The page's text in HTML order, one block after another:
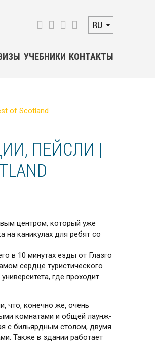
RU
УЧЕБНИКИ КОНТАКТЫ
of Scotland
ПЕЙСЛИ |
центром, который уже
на каникулах для ребят со
в 10 минутах езды от Глазго
сердце туристического
где проходит
что, конечно же, очень
комнатами и общей лаунж-
с бильярдным столом, двумя
Также в здании работает